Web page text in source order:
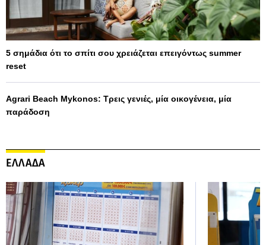
5 σημάδια ότι το σπίτι σου χρειάζεται επειγόντως summer
reset
Agrari Beach Mykonos: Τρεις γενιές, μία οικογένεια, μία
παράδοση
ΕΛΛΑΔΑ